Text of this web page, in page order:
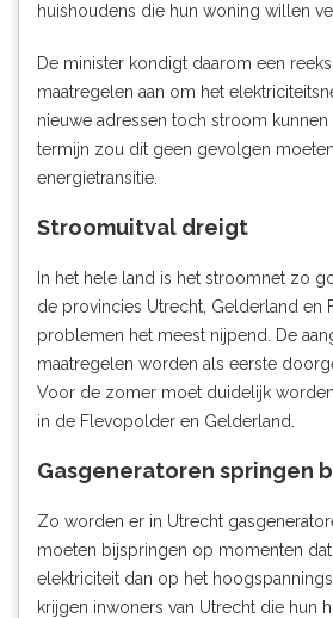
huishoudens die hun woning willen
De minister kondigt daarom een reeks
maatregelen aan om het
nieuwe adressen toch stroom
termijn zou dit geen gevolgen
energietransitie.
Stroomuitval dreigt
In het hele land is het stroomnet zo
de provincies Utrecht, Gelderland en
problemen het meest nijpend. De
maatregelen worden als eerste
Voor de zomer moet duidelijk
in de Flevopolder en Gelderland.
Gasgeneratoren springen
Zo worden er in Utrecht
moeten bijspringen op momenten
elektriciteit dan op het
krijgen inwoners van Utrecht die hun